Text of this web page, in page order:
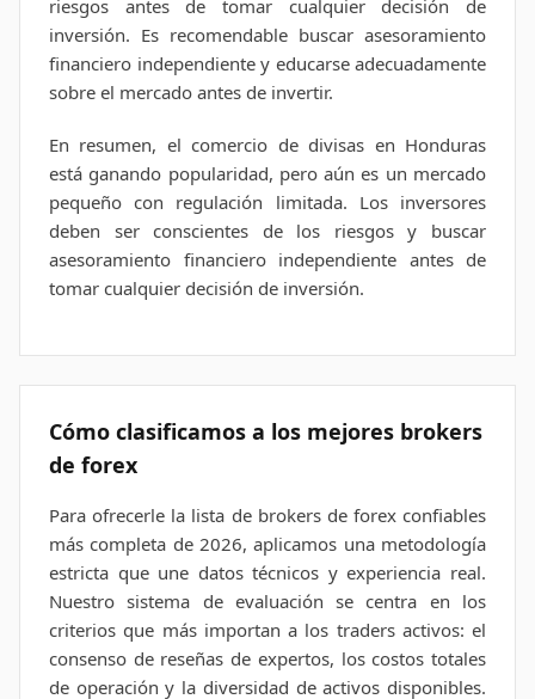
riesgos antes de tomar cualquier decisión de
inversión. Es recomendable buscar asesoramiento
financiero independiente y educarse adecuadamente
sobre el mercado antes de invertir.
En resumen, el comercio de divisas en Honduras
está ganando popularidad, pero aún es un mercado
pequeño con regulación limitada. Los inversores
deben ser conscientes de los riesgos y buscar
asesoramiento financiero independiente antes de
tomar cualquier decisión de inversión.
Cómo clasificamos a los mejores brokers
de forex
Para ofrecerle la lista de brokers de forex confiables
más completa de 2026, aplicamos una metodología
estricta que une datos técnicos y experiencia real.
Nuestro sistema de evaluación se centra en los
criterios que más importan a los traders activos: el
consenso de reseñas de expertos, los costos totales
de operación y la diversidad de activos disponibles.